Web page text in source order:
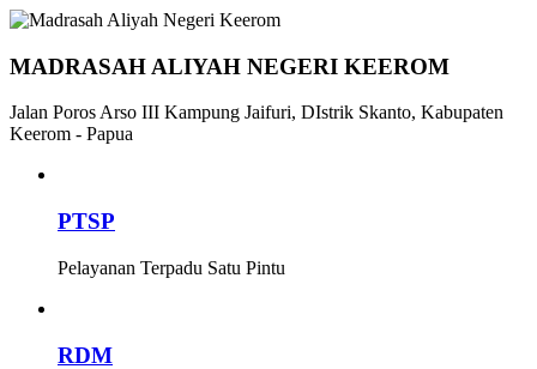
MADRASAH ALIYAH NEGERI KEEROM
Jalan Poros Arso III Kampung Jaifuri, DIstrik Skanto, Kabupaten
Keerom - Papua
PTSP
Pelayanan Terpadu Satu Pintu
RDM